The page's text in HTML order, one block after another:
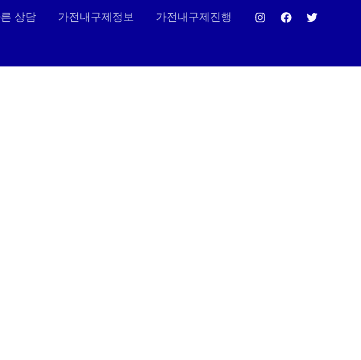
상담 가전내구제정보 가전내구제진행